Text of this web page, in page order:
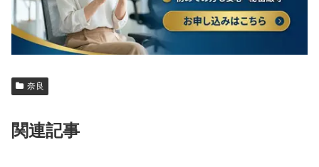
奈良
関連記事